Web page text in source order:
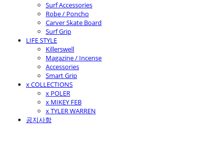
Surf Accessories
Robe / Poncho
Carver Skate Board
Surf Grip
LIFE STYLE
Killerswell
Magazine / Incense
Accessories
Smart Grip
x COLLECTIONS
x POLER
x MIKEY FEB
x TYLER WARREN
공지사항